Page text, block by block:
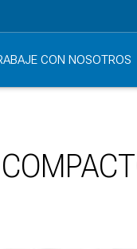
CON NOSOTROS